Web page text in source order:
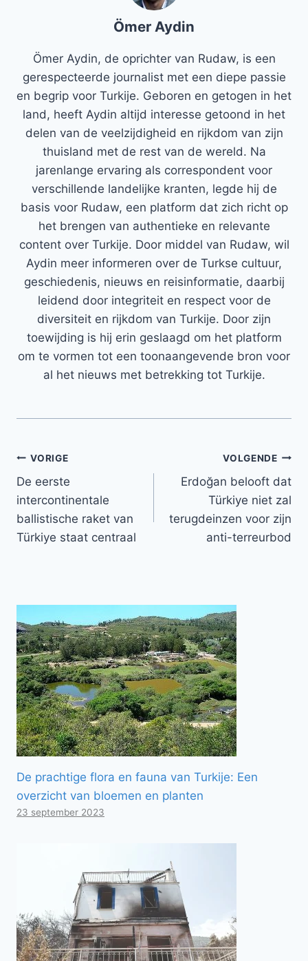
Ömer Aydin
Ömer Aydin, de oprichter van Rudaw, is een
gerespecteerde journalist met een diepe passie
en begrip voor Turkije. Geboren en getogen in het
land, heeft Aydin altijd interesse getoond in het
delen van de veelzijdigheid en rijkdom van zijn
thuisland met de rest van de wereld. Na
jarenlange ervaring als correspondent voor
verschillende landelijke kranten, legde hij de
basis voor Rudaw, een platform dat zich richt op
het brengen van authentieke en relevante
content over Turkije. Door middel van Rudaw, wil
Aydin meer informeren over de Turkse cultuur,
geschiedenis, nieuws en reisinformatie, daarbij
leidend door integriteit en respect voor de
diversiteit en rijkdom van Turkije. Door zijn
toewijding is hij erin geslaagd om het platform
om te vormen tot een toonaangevende bron voor
al het nieuws met betrekking tot Turkije.
Bericht
navigatie
VORIGE
De eerste
intercontinentale
ballistische raket van
Türkiye staat centraal
VOLGENDE
Erdoğan belooft dat
Türkiye niet zal
terugdeinzen voor zijn
anti-terreurbod
De prachtige flora en fauna van Turkije: Een
overzicht van bloemen en planten
23 september 2023